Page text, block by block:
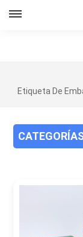
Etiqueta De